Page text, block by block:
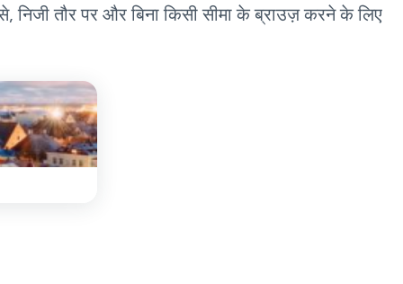
निजी तौर पर और बिना किसी सीमा के ब्राउज़ करने के लिए